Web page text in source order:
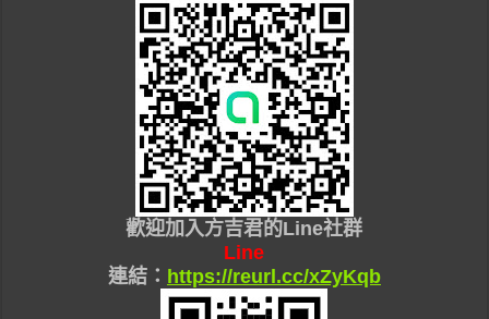
歡迎加入方吉君的Line社群
Line
連結： https://reurl.cc/xZyKqb